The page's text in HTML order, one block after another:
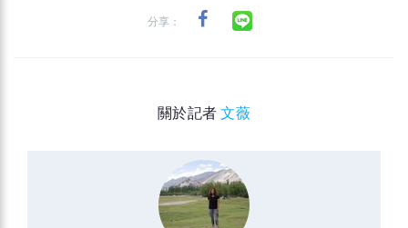
分享：
關於記者文薇